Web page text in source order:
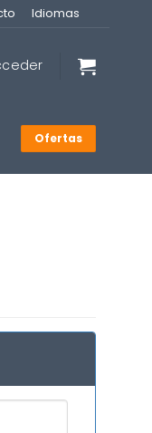
Idiomas
Ofertas